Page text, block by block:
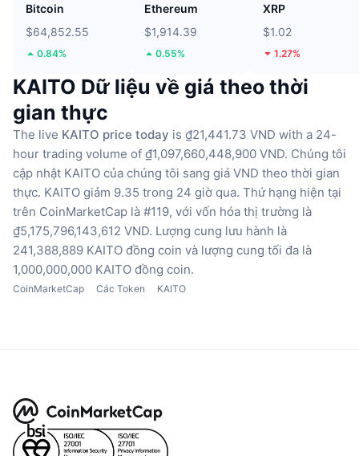
Bitcoin
$64,852.55
0.84%
Ethereum
$1,914.39
0.55%
XRP
$1.02
1.27%
KAITO Dữ liệu về giá theo thời
gian thực
The live KAITO price today is ₫21,441.73 VND with a 24-
hour trading volume of ₫1,097,660,448,900 VND. Chúng tôi
cập nhật KAITO của chúng tôi sang giá VND theo thời gian
thực. KAITO giảm 9.35 trong 24 giờ qua. Thứ hạng hiện tại
trên CoinMarketCap là #119, với vốn hóa thị trường là
₫5,175,796,143,612 VND. Lượng cung lưu hành là
241,388,889 KAITO đồng coin và lượng cung tối đa là
1,000,000,000 KAITO đồng coin.
CoinMarketCap Các Token KAITO